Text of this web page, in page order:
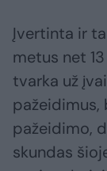
Įvertinta ir
metus net
tvarka už
pažeidimus,
pažeidimo,
skundas